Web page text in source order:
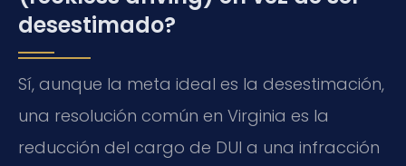
desestimado?
Sí, aunque la meta ideal es la desestimación,
una resolución común en Virginia es la
reducción del cargo de DUI a una infracción